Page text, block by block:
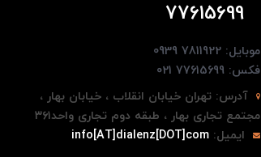
77615699
موبایل: 7811922 0939
فکس: 77615699 021
آدرس: تهران خیابان انقلاب ، خیابان بهار ،
مجتمع تجاری بهار ، طبقه دوم تجاری واحد۳۶۱
ایمیل: info[AT]dialenz[DOT]com